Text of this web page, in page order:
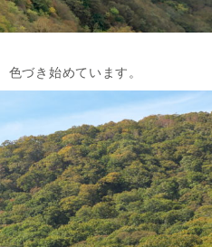
づき始めています。